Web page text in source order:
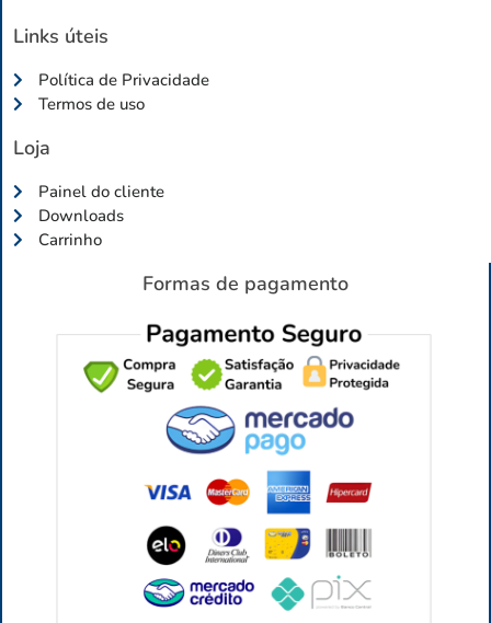
Links úteis
Política de Privacidade
Termos de uso
Loja
Painel do cliente
Downloads
Carrinho
Formas de pagamento